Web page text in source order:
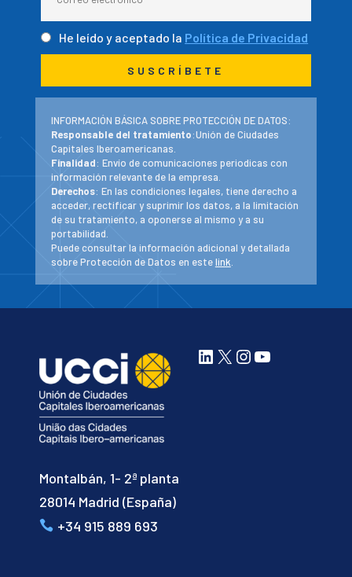
He leído y aceptado la Política de Privacidad
INFORMACIÓN BÁSICA SOBRE PROTECCIÓN DE DATOS:
Responsable del tratamiento:Unión de Ciudades
Capitales Iberoamericanas.
Finalidad: Envío de comunicaciones periodicas con
información relevante de la empresa.
Derechos: En las condiciones legales, tiene derecho a
acceder, rectificar y suprimir los datos, a la limitación
de su tratamiento, a oponerse al mismo y a su
portabilidad.
Puede consultar la información adicional y detallada
sobre Protección de Datos en estelink
Montalbán, 1- 2ª planta
28014 Madrid (España)
+34 915 889 693
LinkedIn
X Instagram
YouTube